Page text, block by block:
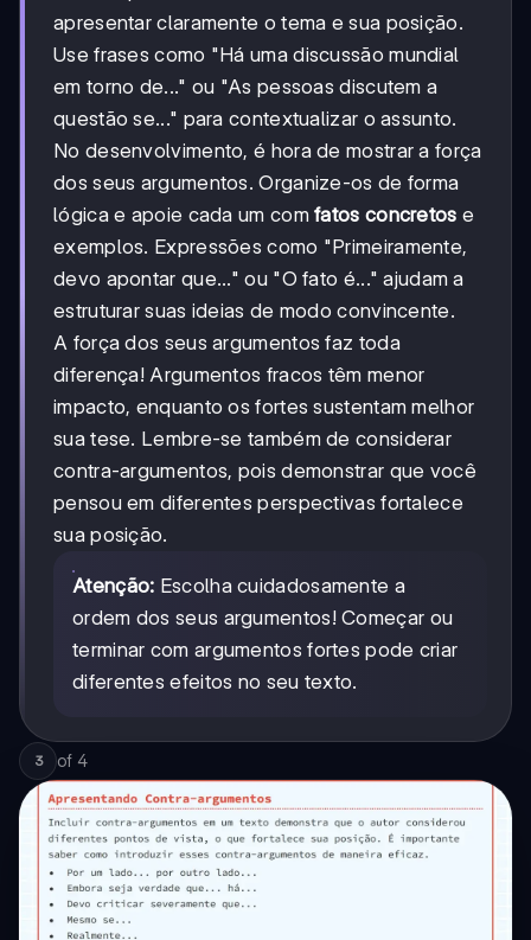
apresentar claramente o tema e sua posição.
Use frases como "Há uma discussão mundial
em torno de..." ou "As pessoas discutem a
questão se..." para contextualizar o assunto.
No desenvolvimento, é hora de mostrar a força
dos seus argumentos. Organize-os de forma
lógica e apoie cada um comfatos concretos e
exemplos. Expressões como "Primeiramente,
devo apontar que..." ou "O fato é..." ajudam a
estruturar suas ideias de modo convincente.
A força dos seus argumentos faz toda
diferença! Argumentos fracos têm menor
impacto, enquanto os fortes sustentam melhor
sua tese. Lembre-se também de considerar
contra-argumentos, pois demonstrar que você
pensou em diferentes perspectivas fortalece
sua posição.
Atenção: Escolha cuidadosamente a
ordem dos seus argumentos! Começar ou
terminar com argumentos fortes pode criar
diferentes efeitos no seu texto.
3 of 4